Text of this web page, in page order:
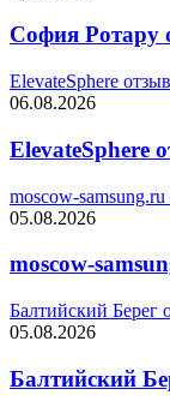
София Ротару
ElevateSphere
06.08.2026
ElevateSphere
moscow-
05.08.2026
moscow-
Балтийский Берег
05.08.2026
Балтийский